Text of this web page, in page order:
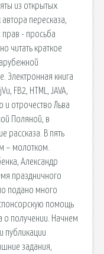
из открытых
пересказа,
прав - просьба
читать краткое
Электронная книга
FB2, HTML, JAVA,
и отрочество Льва
Поляной, в
рассказа. В пять
– молотком.
Александр
праздничного
подано много
помощь
о получении. Начнем
публикации
задания,